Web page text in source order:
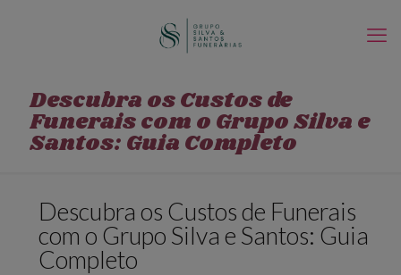
Descubra os Custos de
Funerais com o Grupo Silva e
Santos: Guia Completo
Descubra os Custos de Funerais
com o Grupo Silva e Santos: Guia
Completo